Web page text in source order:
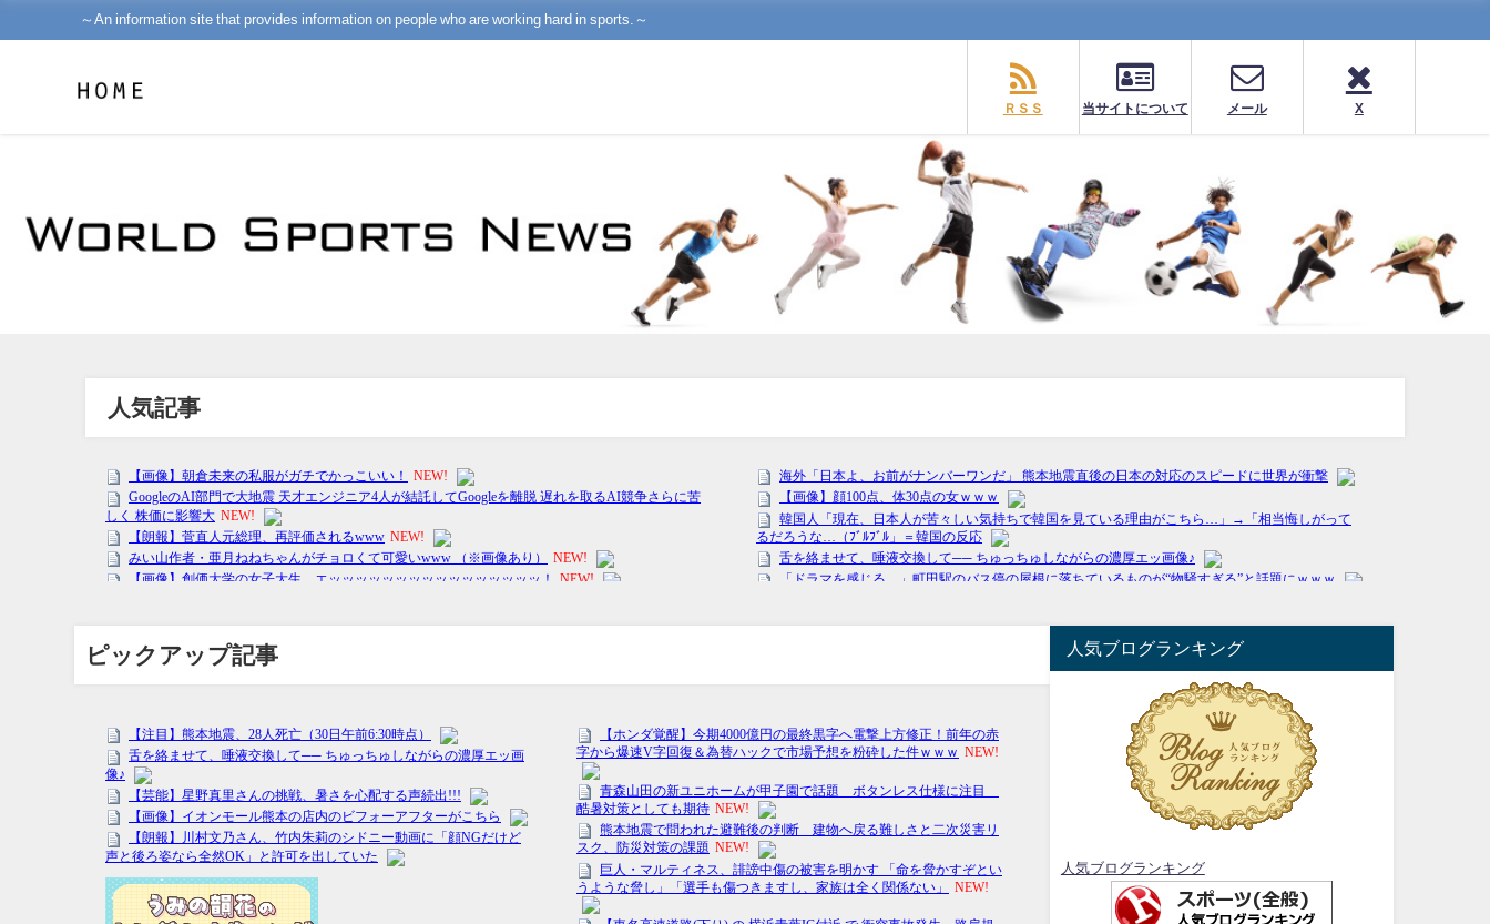
～An information site that provides information on people who are working hard in sports.～
ＲＳＳ 当サイトについて メール X
人気記事
ピックアップ記事 人気ブログランキング
人気ブログランキング